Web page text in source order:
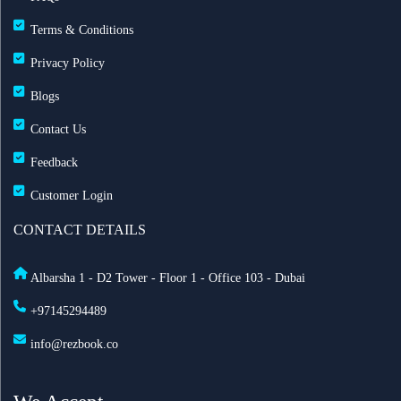
مطارات دبي: تحويل 19 رحلة طيران بسبب الضباب
وانخفاض الرؤية
التغييرات الجديدة؟
Terms & Conditions
Privacy Policy
Blogs
Contact Us
Feedback
Customer Login
CONTACT DETAILS
Albarsha 1 - D2 Tower - Floor 1 - Office 103 - Dubai
+97145294489
info@rezbook.co